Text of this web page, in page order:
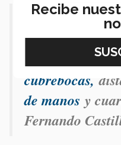
"Todas las
a las medidas
uso
cubrebocas,
de manos y
Fernando
Recibe